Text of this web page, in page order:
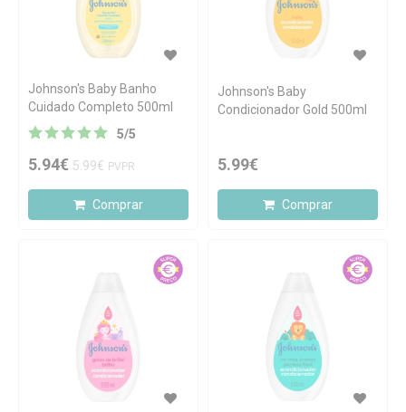
Johnson's Baby Banho
Cuidado Completo 500ml
5/5
5.94€ 5.99€ PVPR
Comprar
Johnson's Baby
Condicionador Gold 500ml
5.99€
Comprar